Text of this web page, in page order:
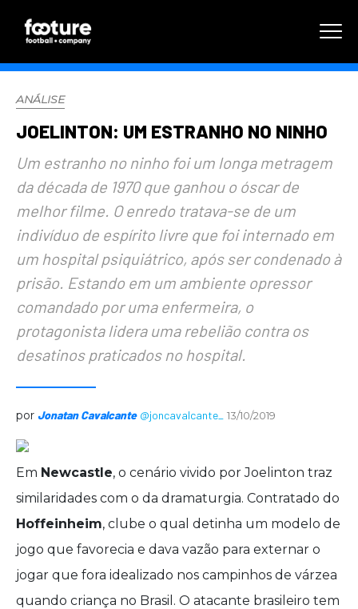
ANÁLISE
JOELINTON: UM ESTRANHO NO NINHO
Um estranho no ninho foi um longa metragem
da década de 1970 que ganhou o óscar de
melhor filme. O enredo tratava-se de um
indivíduo de espírito livre que foi internado em
um hospital psiquiátrico, após ser condenado à
prisão. Estando em um ambiente opressor
comandado por uma enfermeira, o
protagonista lidera uma rebelião contra os
desatinos praticados no hospital.
por Jonatan Cavalcante @joncavalcante_ 13/10/2019
Em Newcastle, o cenário vivido por Joelinton traz
similaridades com o da dramaturgia. Contratado do
Hoffeinheim, clube o qual detinha um modelo de
jogo que favorecia e dava vazão para externar o
jogar que fora idealizado nos campinhos de várzea
quando criança no Brasil. O atacante brasileiro tem